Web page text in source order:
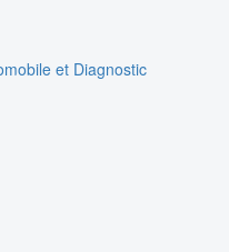
et Diagnostic